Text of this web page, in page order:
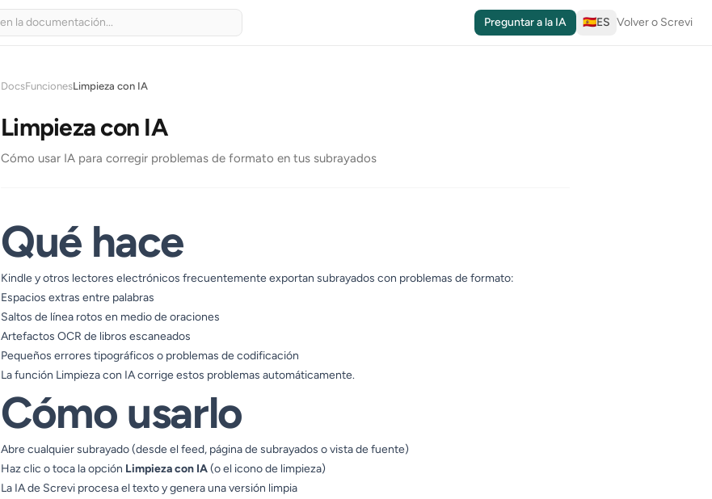
Preguntar a la IA 🇪🇸ES Volver o Screvi
DocsFuncionesLimpieza con IA
Limpieza con IA
Cómo usar IA para corregir problemas de formato en tus subrayados
Qué hace
Kindle y otros lectores electrónicos frecuentemente exportan subrayados con problemas de formato:
Espacios extras entre palabras
Saltos de línea rotos en medio de oraciones
Artefactos OCR de libros escaneados
Pequeños errores tipográficos o problemas de codificación
La función Limpieza con IA corrige estos problemas automáticamente.
Cómo usarlo
Abre cualquier subrayado (desde el feed, página de subrayados o vista de fuente)
Haz clic o toca la opción Limpieza con IA(o el icono de limpieza)
La IA de Screvi procesa el texto y genera una versión limpia